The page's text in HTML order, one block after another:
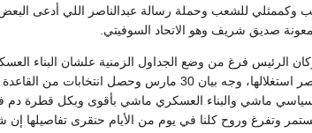
وكممثلي للشعب وحملة رسالة عبدالناصر اللي أدعى
بمعونة صديق شريف وهو الاتحاد السوفيتي.
فيها وكان الرئيس فرغ من وضع الجداول الزمنية علشان البناء
الأحداث اللي وقعت في 68 واللي حاول بعض العناصر استغلالها،
وتفرغ وروح كلنا في يوم من الأيام حنقرى تفاصيلها إن